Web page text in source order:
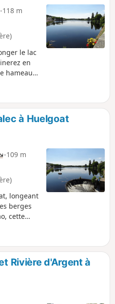
-118 m
le lac
en
hameaux
le
ajonc.
à Huelgoat
-109 m
longeant
berges
cette
porteurs
Rivière d'Argent à